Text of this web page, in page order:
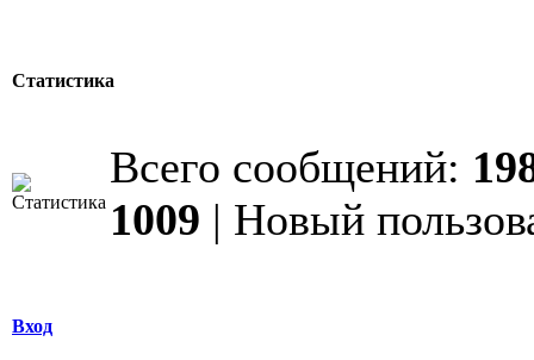
Статистика
Всего сообщений:
1009 | Новый
Вход